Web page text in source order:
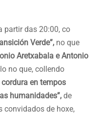
partir das 20:00, co
Verde”, no que
Aretxabala e Antonio
no que, collendo
cordura en tempos
humanidades”, de
convidados de hoxe,